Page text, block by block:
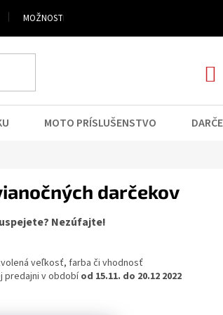
MOŽNOSTI DOPRAVY A PLATBY OBCHODNÉ
MOTO PRÍSLUŠENSTVO
darčekov
Nezúfajte!
veľkosť, farba či vhodnosť
predajni v obdobíod 15.11. do 20.12 2022